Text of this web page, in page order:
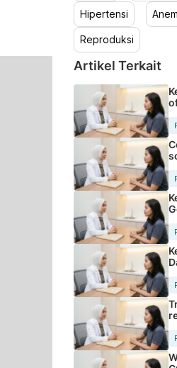
Hipertensi
Reproduksi
Artikel Terkait